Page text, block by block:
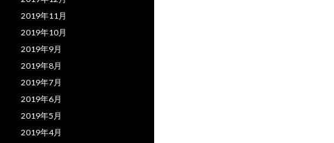
2019年11月
2019年10月
2019年9月
2019年8月
2019年7月
2019年6月
2019年5月
2019年4月